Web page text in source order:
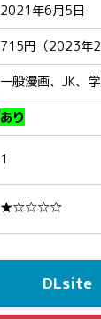
2021年6月5日
715円（2023年2
一般漫画、JK、
あり
1
★☆☆☆☆
DLsite